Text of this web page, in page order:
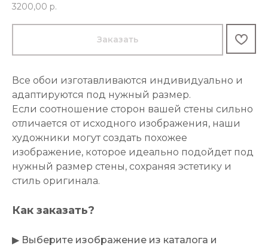
3200,00 р.
Заказать
Все обои изготавливаются индивидуально и
адаптируются под нужный размер.
Если соотношение сторон вашей стены сильно
отличается от исходного изображения, наши
художники могут создать похожее
изображение, которое идеально подойдет под
нужный размер стены, сохраняя эстетику и
стиль оригинала.
Как заказать?
▶ Выберите изображение из каталога и